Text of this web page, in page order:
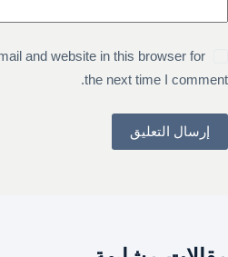
and website in this browser for
the next time I comment.
إرسال التعليق